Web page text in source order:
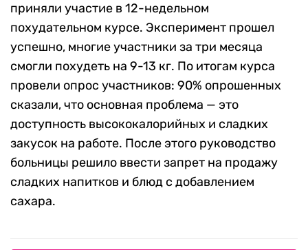
приняли участие в 12-недельном
похудательном курсе. Эксперимент прошел
успешно, многие участники за три месяца
смогли похудеть на 9-13 кг. По итогам курса
провели опрос участников: 90% опрошенных
сказали, что основная проблема — это
доступность высококалорийных и сладких
закусок на работе. После этого руководство
больницы решило ввести запрет на продажу
сладких напитков и блюд с добавлением
сахара.